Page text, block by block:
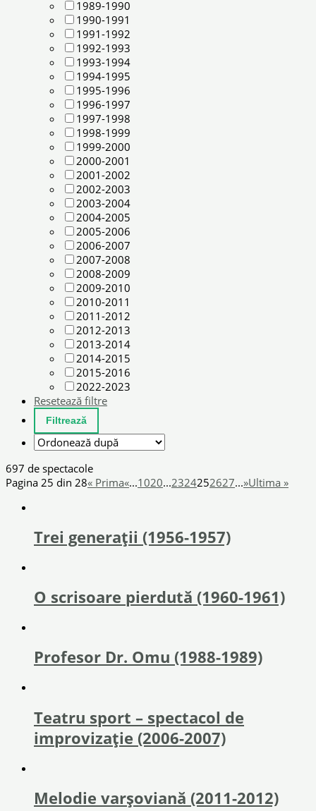
1989-1990
1990-1991
1991-1992
1992-1993
1993-1994
1994-1995
1995-1996
1996-1997
1997-1998
1998-1999
1999-2000
2000-2001
2001-2002
2002-2003
2003-2004
2004-2005
2005-2006
2006-2007
2007-2008
2008-2009
2009-2010
2010-2011
2011-2012
2012-2013
2013-2014
2014-2015
2015-2016
2022-2023
Resetează filtre
697 de spectacole
Pagina 25 din 28« Prima«...1020...2324252627...»Ultima »
Trei generaţii (1956-1957)
O scrisoare pierdută (1960-1961)
Profesor Dr. Omu (1988-1989)
Teatru sport – spectacol de
improvizație (2006-2007)
Melodie varşoviană (2011-2012)